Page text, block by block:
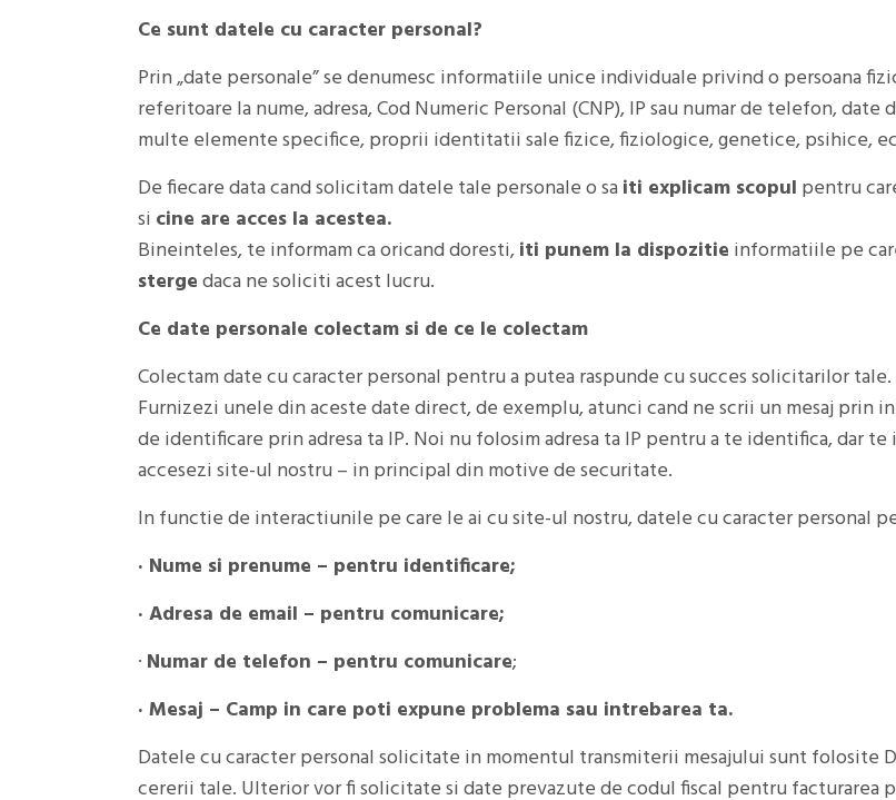
Ce sunt datele cu caracter personal?
Prin „date personale” se denumesc informatiile unice individuale privind o persoana
referitoare la nume, adresa, Cod Numeric Personal (CNP), IP sau numar de telefon,
multe elemente specifice, proprii identitatii sale fizice, fiziologice, genetice, psihice,
De fiecare data cand solicitam datele tale personale o saiti explicam scopul pentru
si cine are acces la acestea.
Bineinteles, te informam ca oricand doresti,iti punem la dispozitie informatiile pe
stergedaca ne soliciti acest lucru.
Ce date personale colectam si de ce le colectam
Colectam date cu caracter personal pentru a putea raspunde cu succes solicitarilor tale.
Furnizezi unele din aceste date direct, de exemplu, atunci cand ne scrii un mesaj
de identificare prin adresa ta IP. Noi nu folosim adresa ta IP pentru a te identifica, dar
accesezi site-ul nostru – in principal din motive de securitate.
In functie de interactiunile pe care le ai cu site-ul nostru, datele cu caracter personal
· Nume si prenume – pentru identificare;
· Adresa de email – pentru comunicare;
· Numar de telefon – pentru comunicare;
· Mesaj – Camp in care poti expune problema sau intrebarea ta.
Datele cu caracter personal solicitate in momentul transmiterii mesajului sunt folosite
cererii tale. Ulterior vor fi solicitate si date prevazute de codul fiscal pentru facturarea